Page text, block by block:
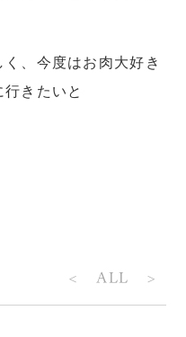
、今度はお肉大好き
きたいと
< ALL >